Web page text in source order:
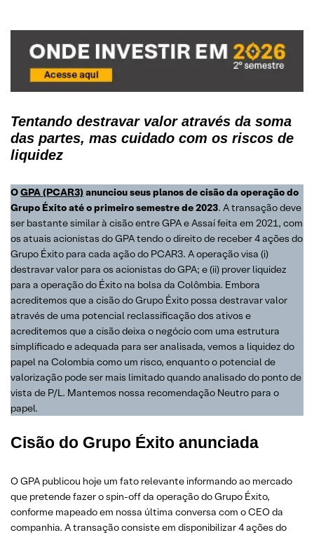
Tentando destravar valor através da soma
das partes, mas cuidado com os riscos de
liquidez
OGPA (PCAR3)anunciou seus planos de cisão da operação do
Grupo Éxito até o primeiro semestre de 2023. A transação deve
ser bastante similar à cisão entre GPA e Assaí feita em 2021, com
os atuais acionistas do GPA tendo o direito de receber 4 ações do
Grupo Éxito para cada ação do PCAR3. A operação visa (i)
destravar valor para os acionistas do GPA; e (ii) prover liquidez
para a operação do Éxito na bolsa da Colômbia. Embora
acreditemos que a cisão do Grupo Éxito possa destravar valor
através de uma potencial reclassificação dos ativos e
acreditemos que a cisão deixa o negócio com uma estrutura
simplificado e adequada para ser analisada, vemos a liquidez do
papel na Colombia como um risco, enquanto o potencial de
valorização pode ser mais limitado quando analisado do ponto de
vista de P/L. Mantemos nossa recomendação Neutro para o
papel.
Cisão do Grupo Éxito anunciada
O GPA publicou hoje um fato relevante informando ao mercado
que pretende fazer o spin-off da operação do Grupo Éxito,
conforme mapeado em nossa última conversa com o CEO da
companhia. A transação consiste em disponibilizar 4 ações do